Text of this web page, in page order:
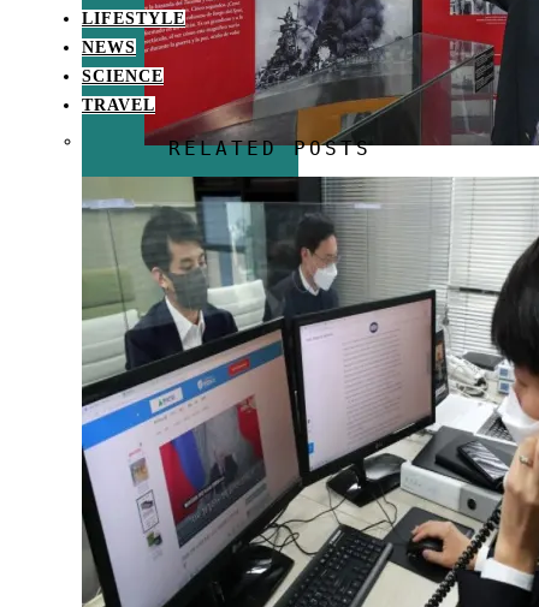
El Graf Spee y
una hipótesis
reveladora sobre
el final del
corsario alemán
LIFESTYLE
NEWS
SCIENCE
TRAVEL
RELATED POSTS